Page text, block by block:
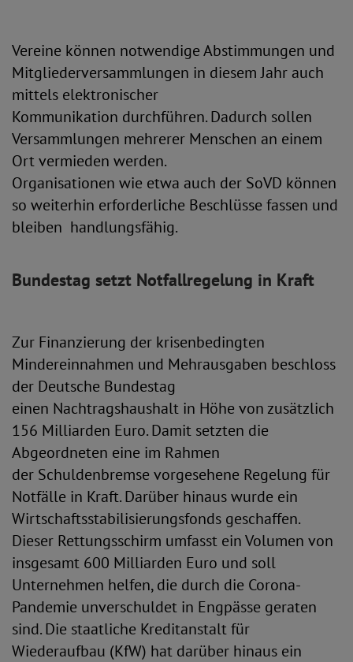
Vereine können notwendige Abstimmungen und
Mitgliederversammlungen in diesem Jahr auch
mittels elektronischer
Kommunikation durchführen. Dadurch sollen
Versammlungen mehrerer Menschen an einem
Ort vermieden werden.
Organisationen wie etwa auch der SoVD können
so weiterhin erforderliche Beschlüsse fassen und
bleiben handlungsfähig.
Bundestag setzt Notfallregelung in Kraft
Zur Finanzierung der krisenbedingten
Mindereinnahmen und Mehrausgaben beschloss
der Deutsche Bundestag
einen Nachtragshaushalt in Höhe von zusätzlich
156 Milliarden Euro. Damit setzten die
Abgeordneten eine im Rahmen
der Schuldenbremse vorgesehene Regelung für
Notfälle in Kraft. Darüber hinaus wurde ein
Wirtschaftsstabilisierungsfonds geschaffen.
Dieser Rettungsschirm umfasst ein Volumen von
insgesamt 600 Milliarden Euro und soll
Unternehmen helfen, die durch die Corona-
Pandemie unverschuldet in Engpässe geraten
sind. Die staatliche Kreditanstalt für
Wiederaufbau (KfW) hat darüber hinaus ein